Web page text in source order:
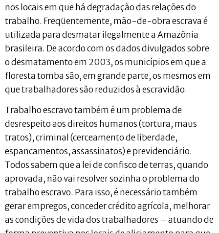
nos locais em que há degradação das relações do
trabalho. Freqüentemente, mão-de-obra escrava é
utilizada para desmatar ilegalmente a Amazônia
brasileira. De acordo com os dados divulgados sobre
o desmatamento em 2003, os municípios em que a
floresta tomba são, em grande parte, os mesmos em
que trabalhadores são reduzidos à escravidão.
Trabalho escravo também é um problema de
desrespeito aos direitos humanos (tortura, maus
tratos), criminal (cerceamento de liberdade,
espancamentos, assassinatos) e previdenciário.
Todos sabem que a lei de confisco de terras, quando
aprovada, não vai resolver sozinha o problema do
trabalho escravo. Para isso, é necessário também
gerar empregos, conceder crédito agrícola, melhorar
as condições de vida dos trabalhadores – atuando de